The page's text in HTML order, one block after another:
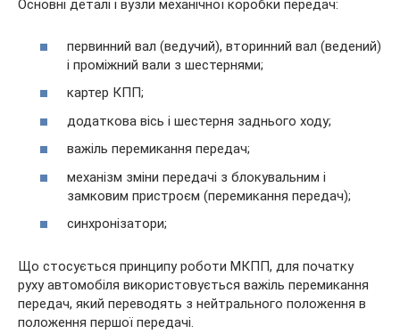
Основні деталі і вузли механічної коробки передач:
первинний вал (ведучий), вторинний вал (ведений)
і проміжний вали з шестернями;
картер КПП;
додаткова вісь і шестерня заднього ходу;
важіль перемикання передач;
механізм зміни передачі з блокувальним і
замковим пристроєм (перемикання передач);
синхронізатори;
Що стосується принципу роботи МКПП, для початку
руху автомобіля використовується важіль перемикання
передач, який переводять з нейтрального положення в
положення першої передачі.